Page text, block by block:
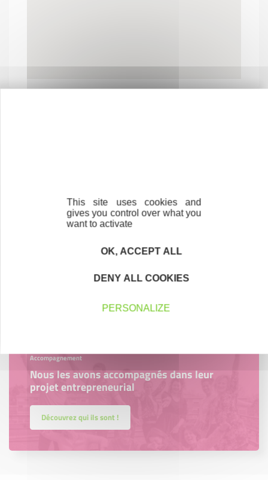
Trouvez à qui vous adresser
Créateurs, repreneurs, vos interlocuteurs en
Accompagnement
Nous les avons accompagnés dans leur
projet entrepreneurial
Découvrez qui ils sont !
This site uses cookies and
gives you control over what you
want to activate
OK, ACCEPT ALL
DENY ALL COOKIES
PERSONALIZE